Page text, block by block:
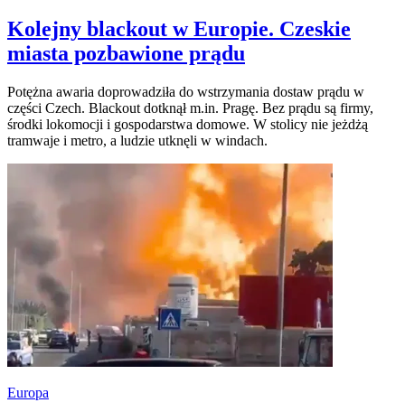
Kolejny blackout w Europie. Czeskie
miasta pozbawione prądu
Potężna awaria doprowadziła do wstrzymania dostaw prądu w
części Czech. Blackout dotknął m.in. Pragę. Bez prądu są firmy,
środki lokomocji i gospodarstwa domowe. W stolicy nie jeżdżą
tramwaje i metro, a ludzie utknęli w windach.
Europa